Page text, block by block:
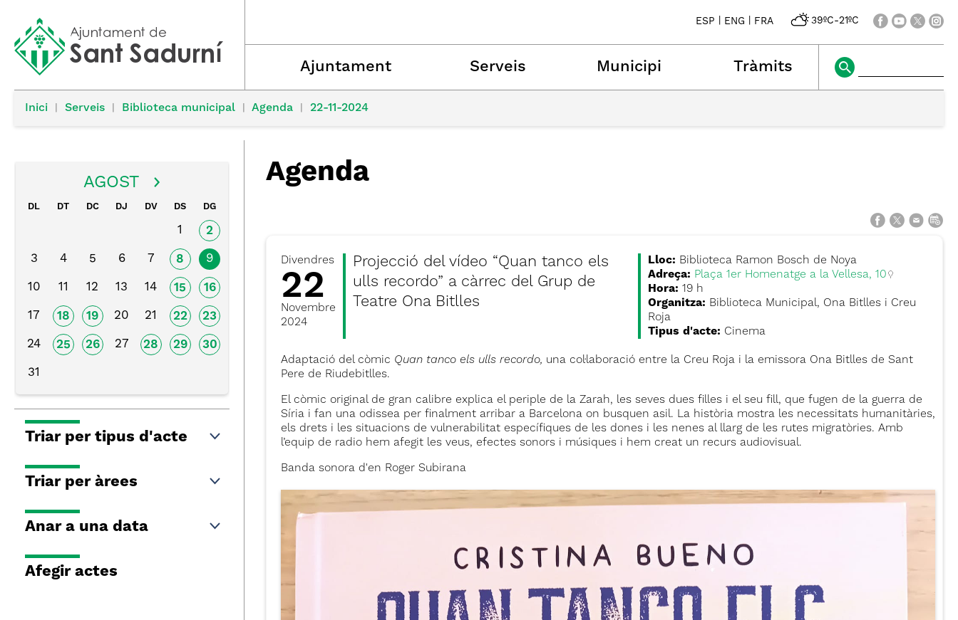
ESP ENG FRA 39ºC-21ºC
Ajuntament Serveis Municipi Tràmits
Inici Serveis Biblioteca municipal Agenda 22-11-2024
AGOST
DL DT DC DJ DV DS DG
1 2
3 4 5 6 7 8 9
10 11 12 13 14 15 16
17 18 19 20 21 22 23
24 25 26 27 28 29 30
31
Triar per tipus d'acte
Triar per àrees
Anar a una data
Afegir actes
Agenda
Divendres
22
Novembre
2024
Projecció del vídeo “Quan tanco els
ulls recordo” a càrrec del Grup de
Teatre Ona Bitlles
Lloc: Biblioteca Ramon Bosch de Noya
Adreça: Plaça 1er Homenatge a la Vellesa, 10
Hora: 19 h
Organitza: Biblioteca Municipal, Ona Bitlles i Creu
Roja
Tipus d'acte: Cinema
Adaptació del còmic Quan tanco els ulls recordo, una col·laboració entre la Creu Roja i la emissora Ona Bitlles de Sant
Pere de Riudebitlles.
El còmic original de gran calibre explica el periple de la Zarah, les seves dues filles i el seu fill, que fugen de la guerra de
Síria i fan una odissea per finalment arribar a Barcelona on busquen asil. La història mostra les necessitats humanitàries,
els drets i les situacions de vulnerabilitat específiques de les dones i les nenes al llarg de les rutes migratòries. Amb
l’equip de radio hem afegit les veus, efectes sonors i músiques i hem creat un recurs audiovisual.
Banda sonora d'en Roger Subirana